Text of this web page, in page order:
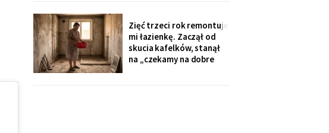
przy cioci Loli, daleko od
mikrofonu, bo lubi
gadać".
Zięć trzeci rok remontuje
mi łazienkę. Zaczął od
skucia kafelków, stanął
na „czekamy na dobre